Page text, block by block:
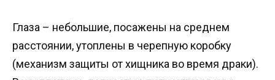
Глаза – небольшие, посажены на среднем
расстоянии, утоплены в черепную коробку
(механизм защиты от хищника во время драки).